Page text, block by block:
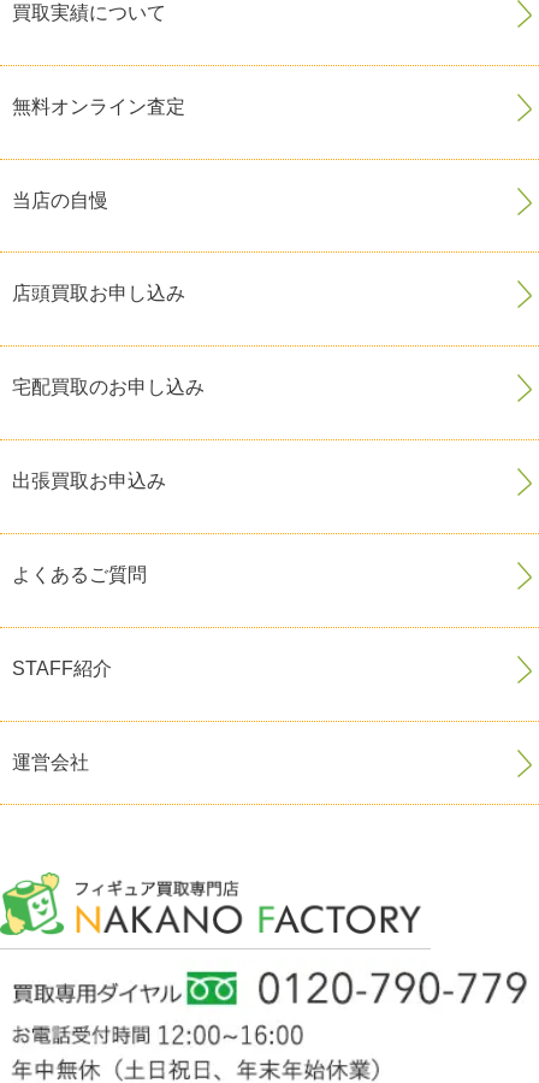
買取実績について
無料オンライン査定
当店の自慢
店頭買取お申し込み
宅配買取のお申し込み
出張買取お申込み
よくあるご質問
STAFF紹介
運営会社